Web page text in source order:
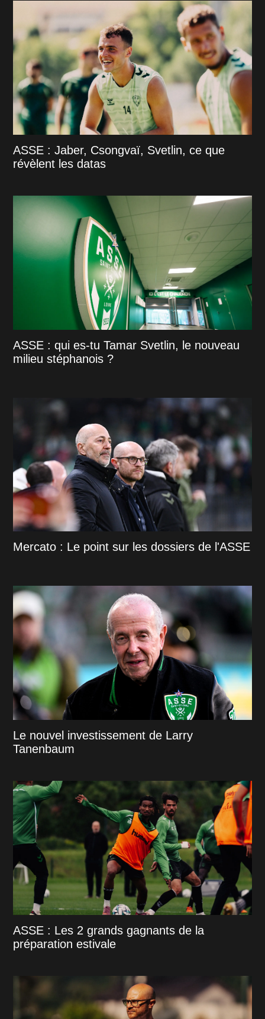
ASSE : Jaber, Csongvaï, Svetlin, ce que
révèlent les datas
ASSE : qui es-tu Tamar Svetlin, le nouveau
milieu stéphanois ?
Mercato : Le point sur les dossiers de l'ASSE
Le nouvel investissement de Larry
Tanenbaum
ASSE : Les 2 grands gagnants de la
préparation estivale